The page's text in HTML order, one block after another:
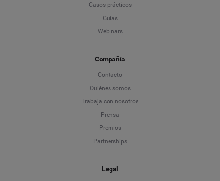
Casos prácticos
Guías
Webinars
Compañía
Contacto
Quiénes somos
Trabaja con nosotros
Prensa
Premios
Partnerships
Legal